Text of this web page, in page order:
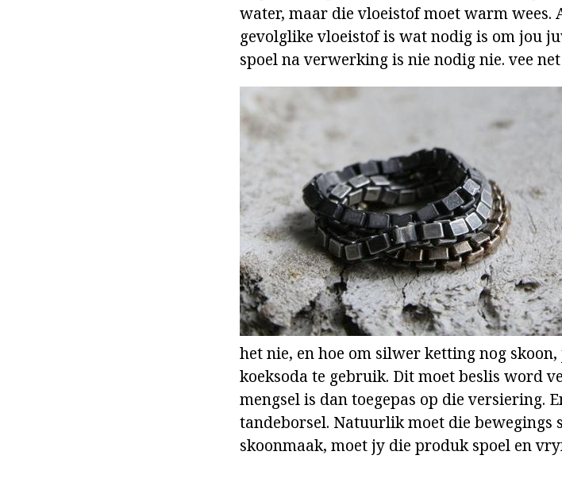
water, maar die vloeistof moet warm wees.
gevolglike vloeistof is wat nodig is om jou
spoel na verwerking is nie nodig nie. vee
het nie, en hoe om silwer ketting nog
koeksoda te gebruik. Dit moet beslis word
mengsel is dan toegepas op die versiering.
tandeborsel. Natuurlik moet die bewegings
skoonmaak, moet jy die produk spoel en